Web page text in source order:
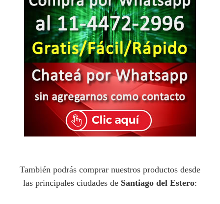
También podrás comprar nuestros productos desde
las principales ciudades de Santiago del Estero: